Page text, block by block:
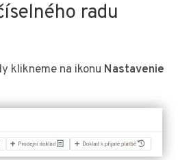
radu
klikneme na ikonu Nastavenie